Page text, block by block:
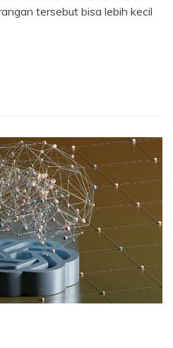
tersebut bisa lebih kecil